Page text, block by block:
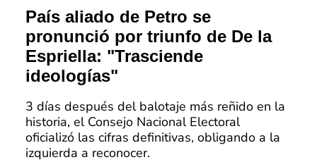
País aliado de Petro se
pronunció por triunfo de De la
Espriella: "Trasciende
ideologías"
3 días después del balotaje más reñido en la
historia, el Consejo Nacional Electoral
oficializó las cifras definitivas, obligando a la
izquierda a reconocer.